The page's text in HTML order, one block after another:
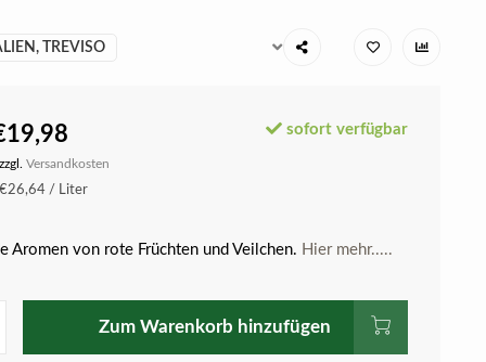
TREVISO
Versandkosten
sofort verfügbar
/ Liter
Aromen von rote Früchten und Veilchen. Hier mehr.....
Zum Warenkorb hinzufügen